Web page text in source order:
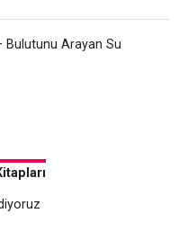
Bulutunu Arayan Su